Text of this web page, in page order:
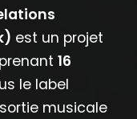
est un projet
16
le label
musicale